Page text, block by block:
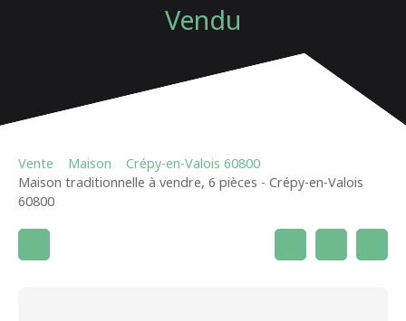
Vendu
Vente Maison
Crépy-en-Valois 60800
Maison traditionnelle à vendre, 6 pièces - Crépy-en-Valois
60800